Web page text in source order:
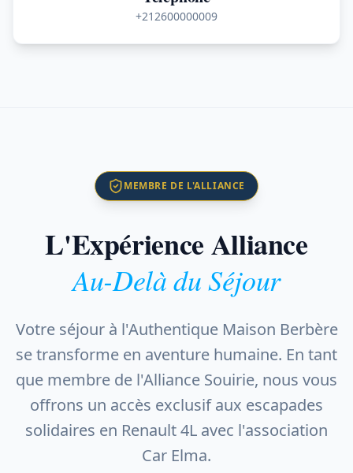
+212600000009
MEMBRE DE L'ALLIANCE
L'Expérience Alliance
Au-Delà du Séjour
Votre séjour à l'Authentique Maison Berbère
se transforme en aventure humaine. En tant
que membre de l'Alliance Souirie, nous vous
offrons un accès exclusif aux escapades
solidaires en Renault 4L avec l'association
Car Elma.